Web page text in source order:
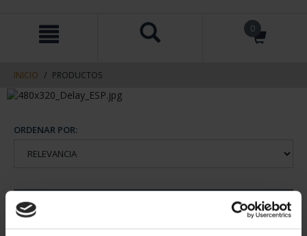
contenido
navegacin
0
INICIO PRODUCTOS
ORDENAR POR: